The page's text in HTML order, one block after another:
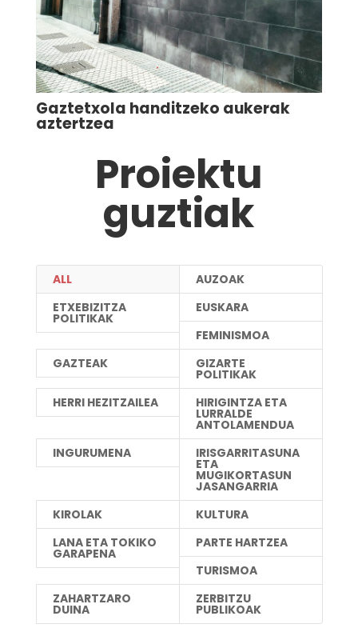
Gaztetxola handitzeko aukerak
aztertzea
Proiektu
guztiak
ALL
AUZOAK
ETXEBIZITZA
POLITIKAK
EUSKARA
FEMINISMOA
GAZTEAK
GIZARTE
POLITIKAK
HERRI HEZITZAILEA
HIRIGINTZA ETA
LURRALDE
ANTOLAMENDUA
INGURUMENA
IRISGARRITASUNA
ETA
MUGIKORTASUN
JASANGARRIA
KIROLAK
KULTURA
LANA ETA TOKIKO
GARAPENA
PARTE HARTZEA
TURISMOA
ZAHARTZARO
DUINA
ZERBITZU
PUBLIKOAK